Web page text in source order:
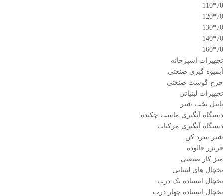
70*110
70*120
70*130
70*140
70*160
تجهیزات اشپزخانه
آبمیوه گیری صنعتی
چرخ گوشت صنعتی
تجهیزات لبنیاتی
پاتیل پخت شیر
دستگاه آبگیری ماست چکیده
دستگاه آبگیری مرکبات
شیر سرد کن
فریزر فالوده
میز کار صنعتی
یخچال های لبنیاتی
یخچال ایستاده تک درب
یخچال ایستاده چهار درب